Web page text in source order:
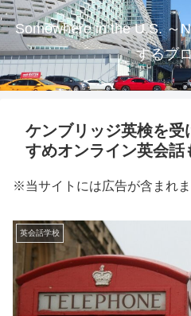
Somewhere in the U.S. ～
するブ
ケンブリッジ英検を受
すめオンライン英会話
※当サイトには広告が含まれま
英会話学校